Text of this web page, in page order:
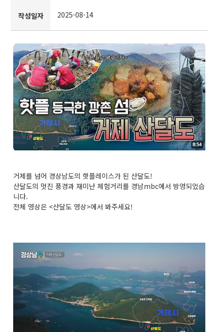
작성일자 2025-08-14
거제를 넘어 경상남도의 핫플레이스가 된 산달도!
산달도의 멋진 풍경과 재미난 체험거리를 경남mbc에서 방영되었습
니다.
전체 영상은 <산달도 영상>에서 봐주세요!